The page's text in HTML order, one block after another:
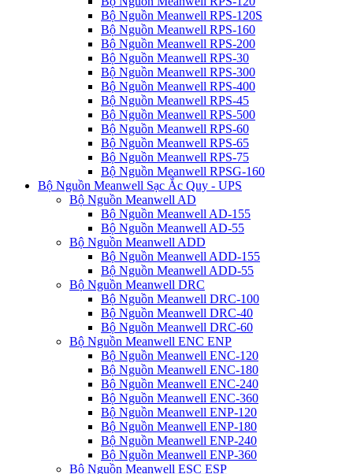
Bộ Nguồn Meanwell RPS-120S
Bộ Nguồn Meanwell RPS-160
Bộ Nguồn Meanwell RPS-200
Bộ Nguồn Meanwell RPS-30
Bộ Nguồn Meanwell RPS-300
Bộ Nguồn Meanwell RPS-400
Bộ Nguồn Meanwell RPS-45
Bộ Nguồn Meanwell RPS-500
Bộ Nguồn Meanwell RPS-60
Bộ Nguồn Meanwell RPS-65
Bộ Nguồn Meanwell RPS-75
Bộ Nguồn Meanwell RPSG-160
Bộ Nguồn Meanwell Sạc Ắc Quy - UPS
Bộ Nguồn Meanwell AD
Bộ Nguồn Meanwell AD-155
Bộ Nguồn Meanwell AD-55
Bộ Nguồn Meanwell ADD
Bộ Nguồn Meanwell ADD-155
Bộ Nguồn Meanwell ADD-55
Bộ Nguồn Meanwell DRC
Bộ Nguồn Meanwell DRC-100
Bộ Nguồn Meanwell DRC-40
Bộ Nguồn Meanwell DRC-60
Bộ Nguồn Meanwell ENC ENP
Bộ Nguồn Meanwell ENC-120
Bộ Nguồn Meanwell ENC-180
Bộ Nguồn Meanwell ENC-240
Bộ Nguồn Meanwell ENC-360
Bộ Nguồn Meanwell ENP-120
Bộ Nguồn Meanwell ENP-180
Bộ Nguồn Meanwell ENP-240
Bộ Nguồn Meanwell ENP-360
Bộ Nguồn Meanwell ESC ESP